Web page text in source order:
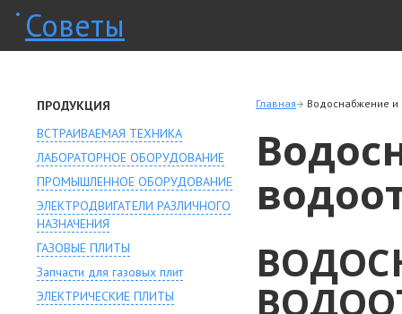
Советы
ПРОДУКЦИЯ
ВСТРАИВАЕМАЯ ТЕХНИКА
ЛАБОРАТОРНОЕ ОБОРУДОВАНИЕ
ПРОМЫШЛЕННОЕ ОБОРУДОВАНИЕ
ЭЛЕКТРОДВИГАТЕЛИ РАЗЛИЧНОГО
НАЗНАЧЕНИЯ
ГАЗОВЫЕ ПЛИТЫ
Запчасти для газовых плит
ЭЛЕКТРИЧЕСКИЕ ПЛИТЫ
Главная Водоснабжение